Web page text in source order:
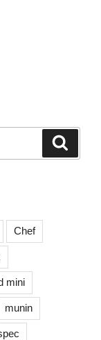
Chef
mini
munin